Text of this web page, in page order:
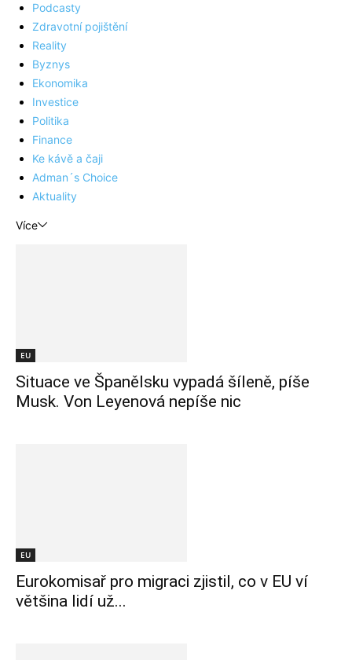
Podcasty
Zdravotní pojištění
Reality
Byznys
Ekonomika
Investice
Politika
Finance
Ke kávě a čaji
Adman´s Choice
Aktuality
Více
EU
Situace ve Španělsku vypadá šíleně, píše
Musk. Von Leyenová nepíše nic
EU
Eurokomisař pro migraci zjistil, co v EU ví
většina lidí už...